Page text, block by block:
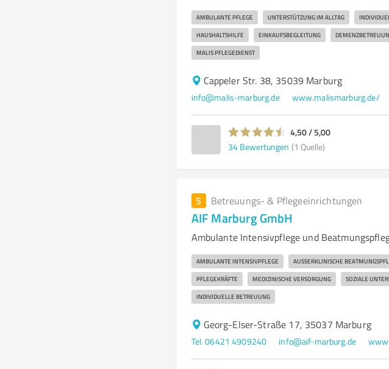
AMBULANTE PFLEGE UNTERSTÜTZUNG IM ALLTAG
HAUSHALTSHILFE EINKAUFSBEGLEITUNG
MALIS PFLEGEDIENST
Cappeler Str. 38, 35039 Marburg
info@malis-marburg.de www.malismarburg.de/
4,50 / 5,00
34 Bewertungen (1 Quelle)
5 Betreuungs- & Pflegeeinrichtungen
AIF Marburg GmbH
Ambulante Intensivpflege und
AMBULANTE INTENSIVPFLEGE AUSSERKLINISCHE
PFLEGEKRÄFTE MEDIZINISCHE VERSORGUNG SOZIALE
INDIVIDUELLE BETREUUNG
Georg-Elser-Straße 17, 35037 Marburg
Tel. 06421 4909240 info@aif-marburg.de